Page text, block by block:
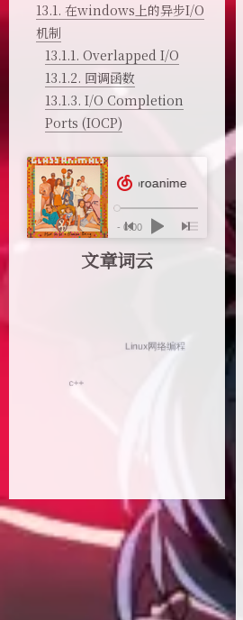
13.1. 在windows上的异步I/O
机制
13.1.1. Overlapped I/O
13.1.2. 回调函数
13.1.3. I/O Completion
Ports (IOCP)
文章词云